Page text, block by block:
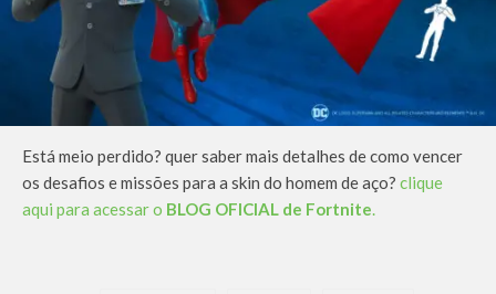
Está meio perdido? quer saber mais detalhes de como vencer
os desafios e missões para a skin do homem de aço? clique
aqui para acessar o BLOG OFICIAL de Fortnite.